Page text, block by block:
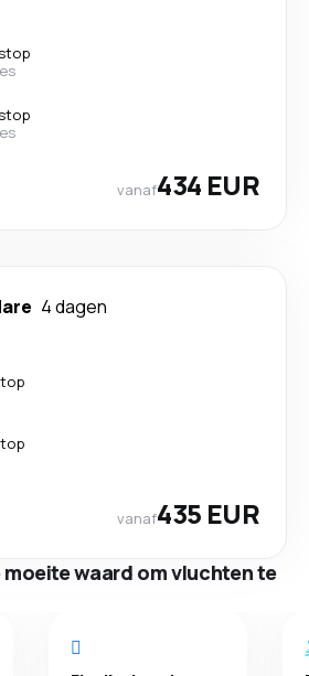
vanaf434 EUR
4 dagen
vanaf435 EUR
waard om vluchten te